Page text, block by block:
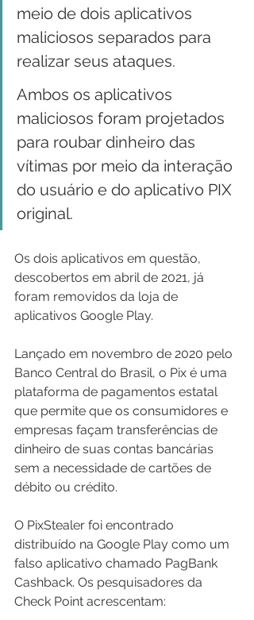
meio de dois aplicativos
maliciosos separados para
realizar seus ataques.
Ambos os aplicativos
maliciosos foram projetados
para roubar dinheiro das
vítimas por meio da interação
do usuário e do aplicativo PIX
original.
Os dois aplicativos em questão,
descobertos em abril de 2021, já
foram removidos da loja de
aplicativos Google Play.
Lançado em novembro de 2020 pelo
Banco Central do Brasil, o Pix é uma
plataforma de pagamentos estatal
que permite que os consumidores e
empresas façam transferências de
dinheiro de suas contas bancárias
sem a necessidade de cartões de
débito ou crédito.
O PixStealer foi encontrado
distribuído na Google Play como um
falso aplicativo chamado PagBank
Cashback. Os pesquisadores da
Check Point acrescentam: